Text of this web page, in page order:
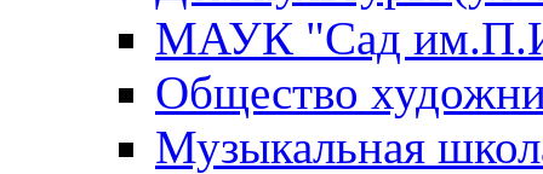
МАУК "Сад
Общество
Музыкальная